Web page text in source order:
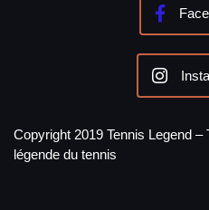
Copyright 2019 Tennis Legend –
légende du tennis